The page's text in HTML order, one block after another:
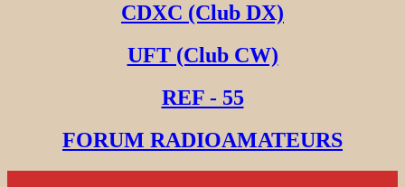
CDXC (Club DX)
UFT (Club CW)
REF - 55
FORUM RADIOAMATEURS